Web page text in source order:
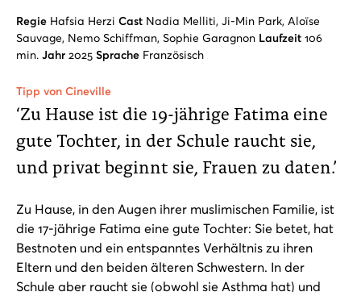
Regie Hafsia Herzi Cast Nadia Melliti, Ji-Min Park, Aloïse
Sauvage, Nemo Schiffman, Sophie Garagnon Laufzeit 106
min. Jahr 2025 Sprache Französisch
Tipp von Cineville
‘Zu Hause ist die 19-jährige Fatima eine
gute Tochter, in der Schule raucht sie,
und privat beginnt sie, Frauen zu daten.’
Zu Hause, in den Augen ihrer muslimischen Familie, ist
die 17-jährige Fatima eine gute Tochter: Sie betet, hat
Bestnoten und ein entspanntes Verhältnis zu ihren
Eltern und den beiden älteren Schwestern. In der
Schule aber raucht sie (obwohl sie Asthma hat) und